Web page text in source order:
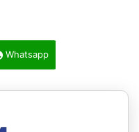
Whatsapp